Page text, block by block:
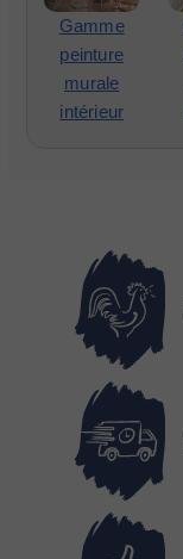
Gamme
peinture
murale
intérieur